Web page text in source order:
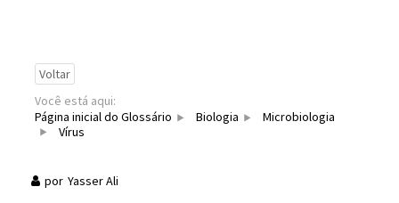
Voltar
Você está aqui:
Página inicial do Glossário
Biologia
Microbiologia
Vírus
por Yasser Ali